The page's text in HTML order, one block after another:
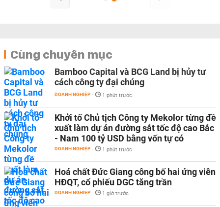
Cùng chuyên mục
Bamboo Capital và BCG Land bị hủy tư
cách công ty đại chúng
DOANH NGHIỆP - 1 phút trước
Khởi tố Chủ tịch Công ty Mekolor từng đề
xuất làm dự án đường sắt tốc độ cao Bắc
- Nam 100 tỷ USD bằng vốn tự có
DOANH NGHIỆP - 1 phút trước
Hoá chất Đức Giang công bố hai ứng viên
HĐQT, cổ phiếu DGC tăng trần
DOANH NGHIỆP - 1 giờ trước